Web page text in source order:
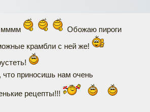
мммм
Обожаю пироги
крамбли с ней же!
приносишь нам очень
рецепты!!!